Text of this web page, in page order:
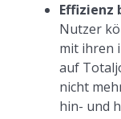
Effizienz
Nutzer
mit ihren
auf
nicht
hin- und